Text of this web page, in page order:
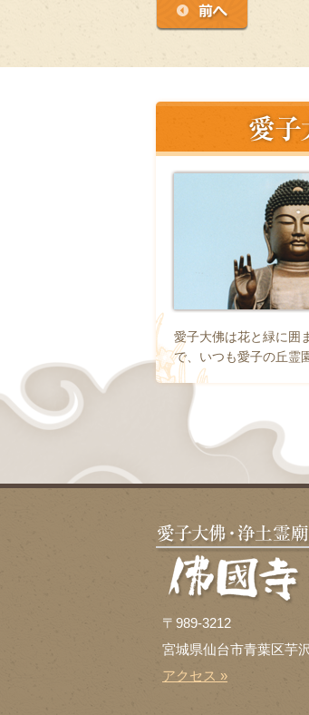
愛子大佛は花と緑に囲
で、いつも愛子の丘霊
〒989-3212
宮城県仙台市青葉区芋
アクセス »